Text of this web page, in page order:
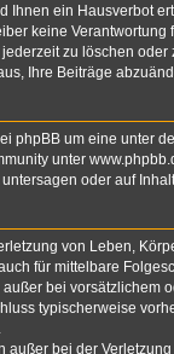
Ihnen ein Hausverbot
keine
zu löschen oder
Ihre Beiträge
phpBB um eine unter
unter
oder auf
von Leben,
für mittelbare
bei vorsätzlichem
typischerweise
außer bei der